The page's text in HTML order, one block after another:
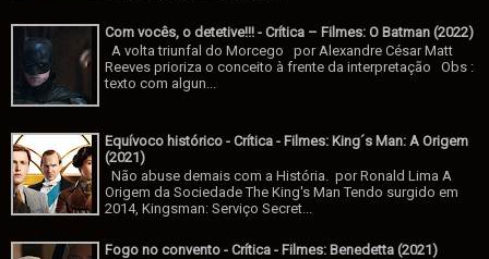
Com vocês, o detetive!!! - Crítica – Filmes: O Batman (2022)
A volta triunfal do Morcego por Alexandre César Matt
Reeves prioriza o conceito à frente da interpretação Obs :
texto com algun...
Equívoco histórico - Crítica - Filmes: King´s Man: A Origem
(2021)
Não abuse demais com a História. por Ronald Lima A
Origem da Sociedade The King's Man Tendo surgido em
2014, Kingsman: Serviço Secret...
Fogo no convento - Crítica - Filmes: Benedetta (2021)